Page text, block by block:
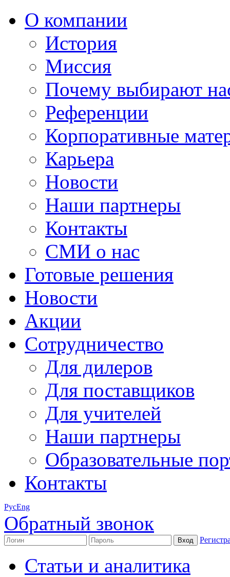
О компании
История
Миссия
Почему выбирают
Референции
Корпоративные
Карьера
Новости
Наши партнеры
Контакты
СМИ о нас
Готовые решения
Новости
Акции
Сотрудничество
Для дилеров
Для поставщиков
Для учителей
Наши партнеры
Образовательные
Контакты
РусEng
Обратный звонок
Статьи и аналитика